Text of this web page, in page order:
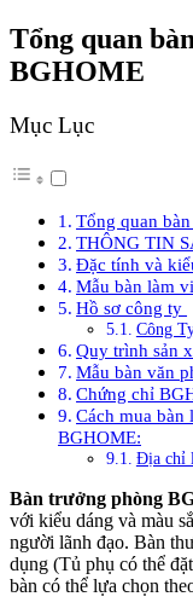
Tổng quan
BGHOME
Mục Lục
Tổng quan
THÔNG TIN
Đặc tính và
Mẫu bàn làm
Hồ sơ công ty
Công
Quy trình sản
Mẫu bàn văn
Chứng chỉ
Cách mua bàn
BGHOME:
Địa chỉ
Bàn trưởng phòng
với kiểu dáng và màu
người lãnh đạo. Bàn
dụng (Tủ phụ có thể
bàn có thể lựa chọn